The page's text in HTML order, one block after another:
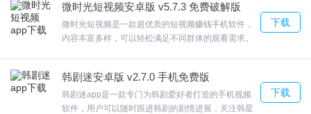
7.可分享自己的金币至多个社交服务圈
8.提供提现立即到账服务，在线即可进行享受
点播电影、电视剧、综艺节目、动漫、直播等资源，
喜欢的朋友就在合众软件园下载使用吧！
微时光短视频安卓版 v5.7.3 免费破解版
微时光短视频是一款超优质的短视频赚钱手机软件，
内容丰富多样，可以轻松满足不同群体的观看需求。
励；欢迎来合众软件园下载体验。
下载
韩剧迷安卓版 v2.7.0 手机免费版
韩剧迷app是一款专门为韩剧爱好者打造的手机视频
软件，用户可以随时跟进韩剧的剧情进展，关注韩星
下载